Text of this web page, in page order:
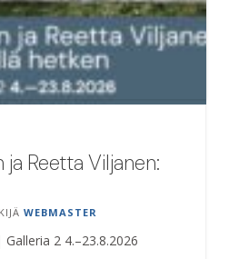
Reetta Viljanen:
WEBMASTER
2 4.–23.8.2026